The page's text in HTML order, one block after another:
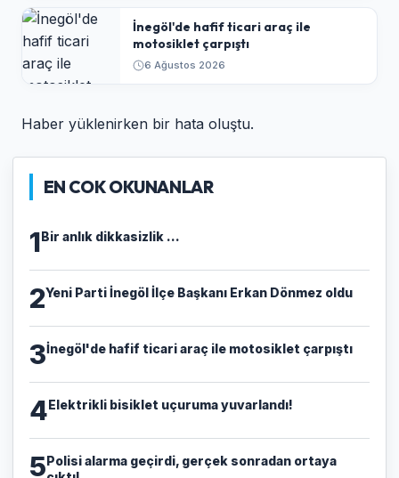
İnegöl'de hafif ticari araç ile
motosiklet çarpıştı
6 Ağustos 2026
Haber yüklenirken bir hata oluştu.
EN COK OKUNANLAR
1Bir anlık dikkasizlik ...
2Yeni Parti İnegöl İlçe Başkanı Erkan Dönmez oldu
3İnegöl'de hafif ticari araç ile motosiklet çarpıştı
4Elektrikli bisiklet uçuruma yuvarlandı!
5Polisi alarma geçirdi, gerçek sonradan ortaya